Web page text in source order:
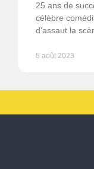
25 ans de
célèbre
d’assaut la
5 août 2023